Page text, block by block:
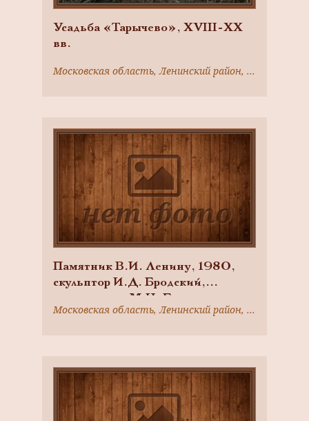
Усадьба «Тарычево», XVIII-XX
вв.
Московская область, Ленинский район, пос. Тарычево
Памятник В.И. Ленину, 1980,
скульптор И.Д. Бродский,
архитекторы М.Н. Былинкин,
Л.И. Павлов, Г.В. Саевич; бронза,
Московская область, Ленинский район, 33-й км Каширского шоссе